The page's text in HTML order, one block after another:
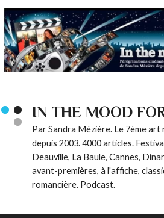
IN THE MOOD
Par Sandra Mézière. Le 7ème
depuis 2003. 4000 articles.
Deauville, La Baule, Cannes,
avant-premières, à l'affiche,
romancière. Podcast.